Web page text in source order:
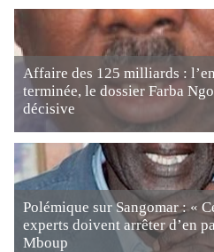
Affaire des 125 milliards :
terminée, le dossier Farba
décisive
Polémique sur Sangomar : «
experts doivent arrêter d’en
Mboup